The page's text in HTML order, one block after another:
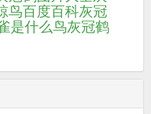
鸟百度百科灰冠
是什么鸟灰冠鹤